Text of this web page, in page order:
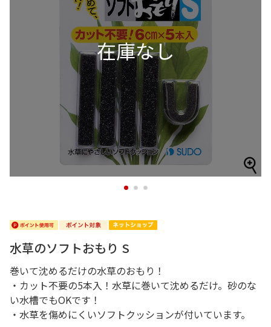
1 2 3
水草のソフトおもり S
巻いて沈めるだけの水草のおもり！
・カット不要の5本入！水草に巻いて沈めるだけ。砂のな
い水槽でもOKです！
・水草を傷めにくいソフトクッションが付いています。